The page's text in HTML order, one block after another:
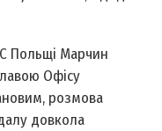
Польщі Марчин
Офісу
розмова
довкола